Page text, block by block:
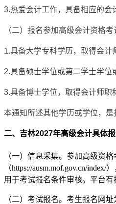
3.热爱会计工作，具备相应的会
（二）报名参加高级会计资格
1.具备大学专科学历，取得会计
2.具备硕士学位或第二学士学位
3.具备博士学位，取得会计师职
本通知所述其他学历或学位，
二、吉林2027年高级会计具体
（一）信息采集。参加高级资
（https://ausm.mof.gov.cn/
用于考试报名条件审核。平台
（二）考试报名。考生报名网